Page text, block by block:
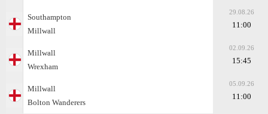
Southampton
Millwall
29.08.26
11:00
Millwall
Wrexham
02.09.26
15:45
Millwall
Bolton Wanderers
05.09.26
11:00